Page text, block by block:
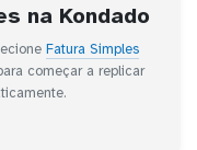
na Kondado
Fatura Simples
começar a replicar